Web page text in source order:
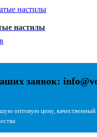
настилы
заявок:
оптовую цену, качественный